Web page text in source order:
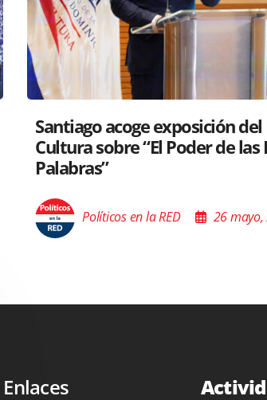
RD y Perú colaboran para
gastronomía a nivel global
Enlaces